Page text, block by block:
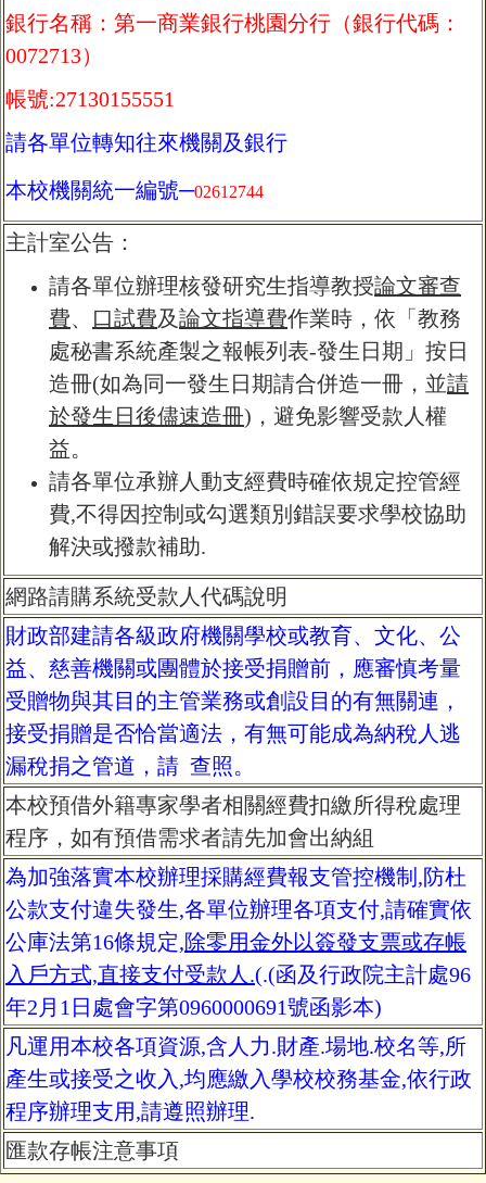
銀行名稱：第一商業銀行桃園分行（銀行代碼：
0072713）
帳號:27130155551
請各單位轉知往來機關及銀行
本校機關統一編號─02612744
主計室公告：
請各單位辦理核發研究生指導教授論文審查
費、 口試費及論文指導費作業時，依「教務
處秘書系統產製之報帳列表-發生日期」按日
造冊(如為同一發生日期請合併造一冊，並請
於發生日後儘速造冊)，避免影響受款人權
益。
請各單位承辦人動支經費時確依規定控管經
費,不得因控制或勾選類別錯誤要求學校協助
解決或撥款補助.
網路請購系統受款人代碼說明
財政部建請各級政府機關學校或教育、文化、公
益、慈善機關或團體於接受捐贈前，應審慎考量
受贈物與其目的主管業務或創設目的有無關連，
接受捐贈是否恰當適法，有無可能成為納稅人逃
漏稅捐之管道，請 查照。
本校預借外籍專家學者相關經費扣繳所得稅處理
程序 ，如有預借需求者請先加會出納組
為加強落實本校辦理採購經費報支管控機制,防杜
公款支付違失發生,各單位辦理各項支付,請確實依
公庫法第16條規定,除零用金外以簽發支票或存帳
入戶方式,直接支付受款人.(.(函及行政院主計處96
年2月1日處會字第0960000691號函影本)
凡運用本校各項資源,含人力.財產.場地.校名等,所
產生或接受之收入,均應繳入學校校務基金,依行政
程序辦理支用,請遵照辦理.
匯款存帳注意事項